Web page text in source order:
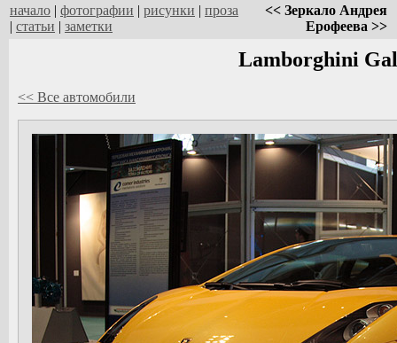
начало | фотографии | рисунки | проза
| статьи | заметки
<< Зеркало Андрея
Ерофеева >>
Lamborghini
<< Все автомобили